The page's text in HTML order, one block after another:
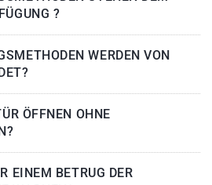
?
WERDEN VON
ÖFFNEN OHNE
EINEM BETRUG DER